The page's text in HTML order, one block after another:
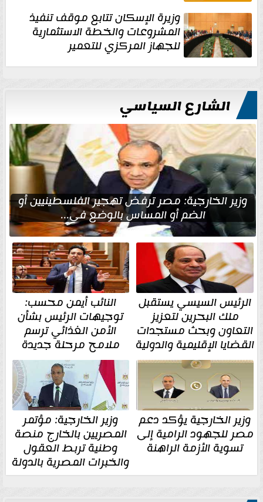
وزيرة الإسكان تتابع موقف تنفيذ
المشروعات والخطة الاستثمارية
للجهاز المركزي للتعمير
الشارع السياسي
وزير الخارجية: مصر ترفض تهجير الفلسطينيين أو
الضم أو المساس بالوضع في...
الرئيس السيسي يستقبل
ملك البحرين لتعزيز
التعاون وبحث مستجدات
القضايا الإقليمية والدولية
النائب أيمن محسب:
توجيهات الرئيس بشأن
الأمن الغذائي ترسم
ملامح مرحلة جديدة
وزير الخارجية يؤكد دعم
مصر للجهود الرامية إلى
تسوية الأزمة الراهنة
وزير الخارجية: مؤتمر
المصريين بالخارج منصة
وطنية تربط العقول
والخبرات المصرية بالدولة